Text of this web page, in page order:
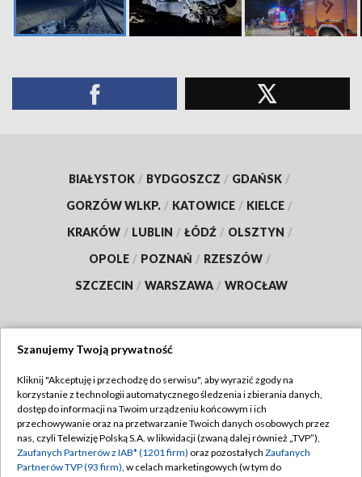
BIAŁYSTOK / BYDGOSZCZ / GDAŃSK /
GORZÓW WLKP. / KATOWICE / KIELCE /
KRAKÓW / LUBLIN / ŁÓDŹ / OLSZTYN /
OPOLE / POZNAŃ / RZESZÓW /
SZCZECIN / WARSZAWA / WROCŁAW
TVP
Abonament TVP
Emisja w TVP
Regulamin TVP
Polityka prywatności
Szanujemy Twoją prywatność
Kliknij "Akceptuję i przechodzę do serwisu", aby wyrazić zgody na
korzystanie z technologii automatycznego śledzenia i zbierania danych,
dostęp do informacji na Twoim urządzeniu końcowym i ich
przechowywanie oraz na przetwarzanie Twoich danych osobowych przez
nas, czyli Telewizję Polską S.A. w likwidacji (zwaną dalej również „TVP”),
Zaufanych Partnerów z IAB* (1201 firm) oraz pozostałych Zaufanych
Partnerów TVP (93 firm), w celach marketingowych (w tym do